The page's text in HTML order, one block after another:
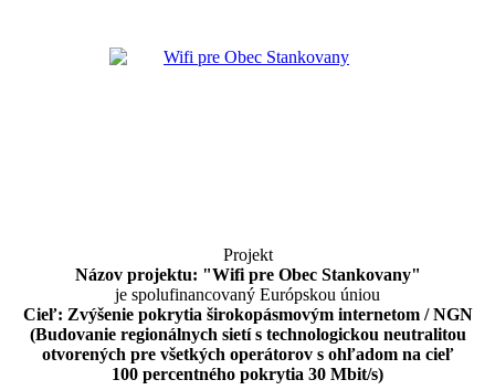
Projekt
Názov projektu: "Wifi pre Obec Stankovany"
je spolufinancovaný Európskou úniou
Cieľ: Zvýšenie pokrytia širokopásmovým internetom / NGN
(Budovanie regionálnych sietí s technologickou neutralitou
otvorených pre všetkých operátorov s ohľadom na cieľ
100 percentného pokrytia 30 Mbit/s)